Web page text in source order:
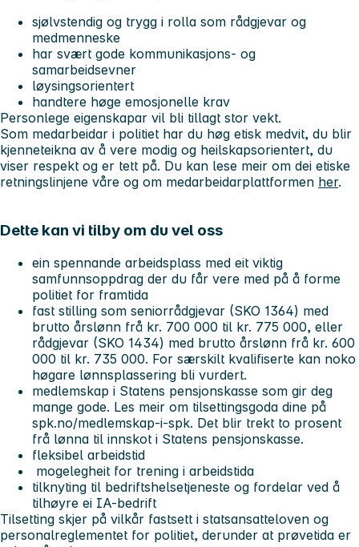
sjølvstendig og trygg i rolla som rådgjevar og
medmenneske
har svært gode kommunikasjons- og
samarbeidsevner
løysingsorientert
handtere høge emosjonelle krav
Personlege eigenskapar vil bli tillagt stor vekt.
Som medarbeidar i politiet har du høg etisk medvit, du blir
kjenneteikna av å vere modig og heilskapsorientert, du
viser respekt og er tett på. Du kan lese meir om dei etiske
retningslinjene våre og om medarbeidarplattformen her.
Dette kan vi tilby om du vel oss
ein spennande arbeidsplass med eit viktig
samfunnsoppdrag der du får vere med på å forme
politiet for framtida
fast stilling som seniorrådgjevar (SKO 1364) med
brutto årslønn frå kr. 700 000 til kr. 775 000, eller
rådgjevar (SKO 1434) med brutto årslønn frå kr. 600
000 til kr. 735 000. For særskilt kvalifiserte kan noko
høgare lønnsplassering bli vurdert.
medlemskap i Statens pensjonskasse som gir deg
mange gode. Les meir om tilsettingsgoda dine på
spk.no/medlemskap-i-spk. Det blir trekt to prosent
frå lønna til innskot i Statens pensjonskasse.
fleksibel arbeidstid
mogelegheit for trening i arbeidstida
tilknyting til bedriftshelsetjeneste og fordelar ved å
tilhøyre ei IA-bedrift
Tilsetting skjer på vilkår fastsett i statsansatteloven og
personalreglementet for politiet, derunder at prøvetida er